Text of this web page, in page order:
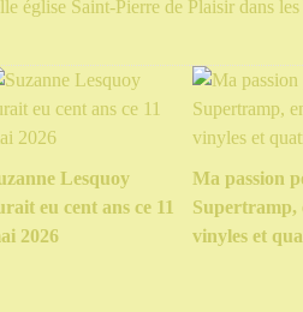
église Saint-Pierre de Plaisir dans
Lesquoy
eu cent ans ce 11
2026
Ma passion
Supertramp,
vinyles et